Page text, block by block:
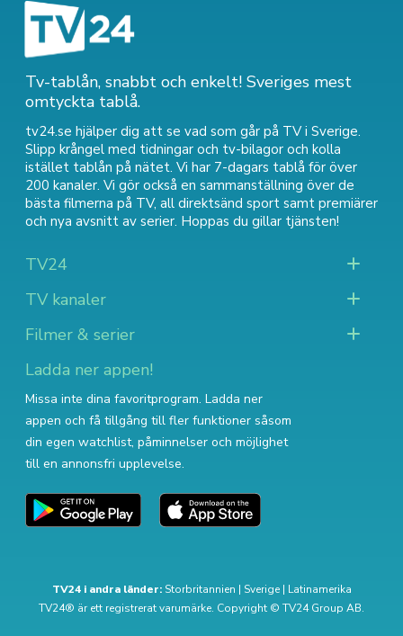
Tv-tablån, snabbt och enkelt! Sveriges mest
omtyckta tablå.
tv24.se hjälper dig att se vad som går på TV i Sverige.
Slipp krångel med tidningar och tv-bilagor och kolla
istället tablån på nätet. Vi har 7-dagars tablå för över
200 kanaler. Vi gör också en sammanställning över de
bästa filmerna på TV, all direktsänd sport samt premiärer
och nya avsnitt av serier. Hoppas du gillar tjänsten!
TV24
TV kanaler
Filmer & serier
Ladda ner appen!
Missa inte dina favoritprogram. Ladda ner
appen och få tillgång till fler funktioner såsom
din egen watchlist, påminnelser och möjlighet
till en annonsfri upplevelse.
TV24 i andra länder: Storbritannien | Sverige| Latinamerika
TV24® är ett registrerat varumärke. Copyright © TV24 Group AB.